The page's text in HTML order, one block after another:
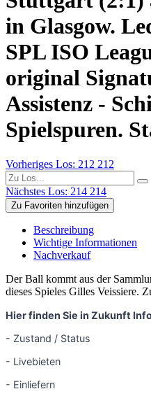
in Glasgow.
SPL ISO
original
Assistenz -
Spielspuren.
Vorheriges Los: 212 212
Nächstes Los: 214 214
Zu Favoriten hinzufügen
Beschreibung
Wichtige Informationen
Nachverkauf
Der Ball kommt aus der
dieses Spieles Gilles Veissiere.
Hier finden Sie in Zukunft
- Zustand / Status
- Livebieten
- Einliefern